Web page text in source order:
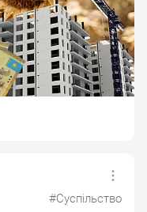
#Суспільство